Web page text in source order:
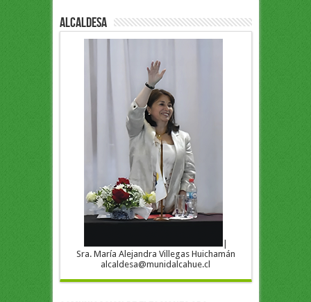
ALCALDESA
|
Sra. María Alejandra Villegas Huichamán
alcaldesa@munidalcahue.cl